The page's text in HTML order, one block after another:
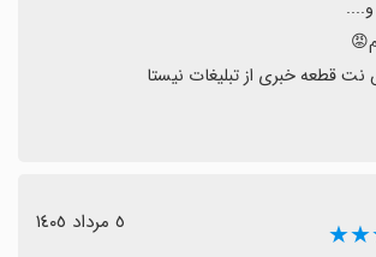
قطعه خبری از تبلیغات نیستا
٥ مرداد ١٤٠٥